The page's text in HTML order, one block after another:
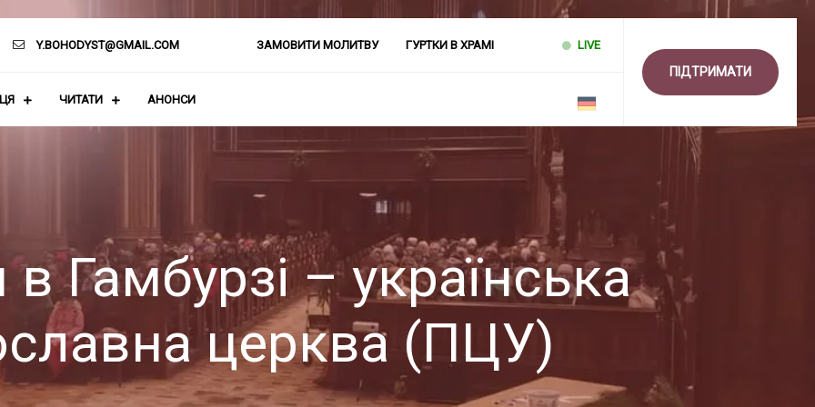
Y.BOHODYST@GMAIL.COM ЗАМОВИТИ МОЛИТВУ ГУРТКИ В ХРАМІ LIVE
ЧИТАТИ АНОНСИ
ПІДТРИМАТИ
в Гамбурзі – українська
церква (ПЦУ)